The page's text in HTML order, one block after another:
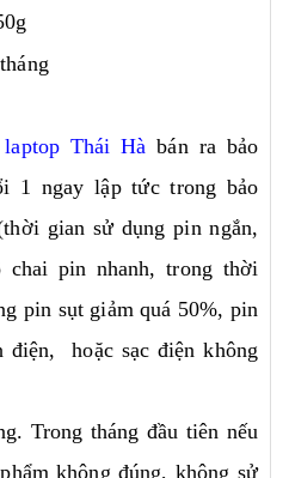
Thái Hà bán ra bảo
1 ngay lập tức trong bảo
gian sử dụng pin ngắn,
chai pin nhanh, trong thời
pin sụt giảm quá 50%, pin
điện, hoặc sạc điện không
Trong tháng đầu tiên nếu
không đúng, không sử